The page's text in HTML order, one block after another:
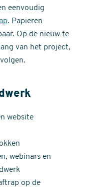
eenvoudig
. Papieren
Op de nieuw te
van het project,
website
webinars en
op de